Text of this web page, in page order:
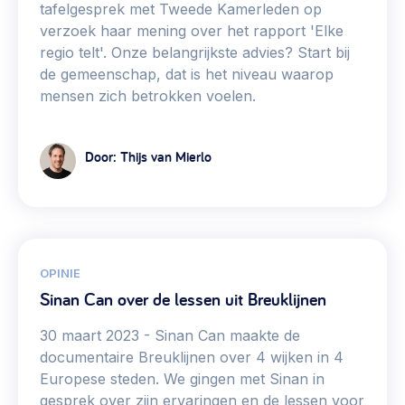
tafelgesprek met Tweede Kamerleden op
verzoek haar mening over het rapport 'Elke
regio telt'. Onze belangrijkste advies? Start bij
de gemeenschap, dat is het niveau waarop
mensen zich betrokken voelen.
Door: Thijs van Mierlo
OPINIE
Sinan Can over de lessen uit Breuklijnen
30 maart 2023
Sinan Can maakte de
documentaire Breuklijnen over 4 wijken in 4
Europese steden. We gingen met Sinan in
gesprek over zijn ervaringen en de lessen voor